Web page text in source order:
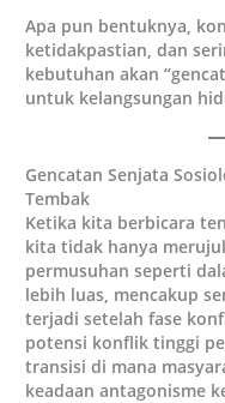
Apa pun bentuknya,
ketidakpastian, dan
kebutuhan akan
untuk kelangsungan
Gencatan Senjata
Tembak
Ketika kita berbicara
kita tidak hanya
permusuhan seperti
lebih luas, mencakup
terjadi setelah fase
potensi konflik tinggi
transisi di mana
keadaan antagonisme